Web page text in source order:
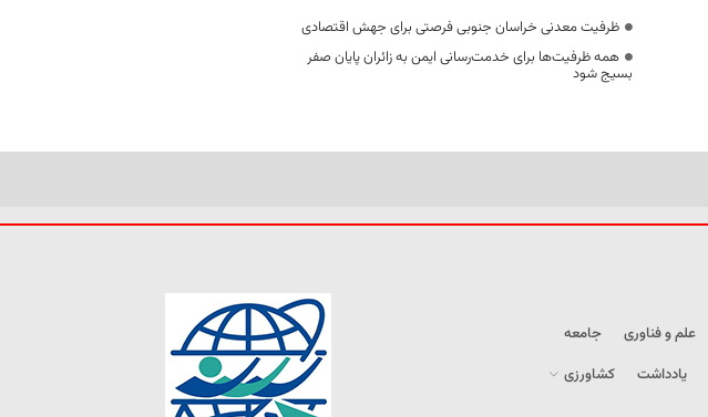
ظرفیت معدنی خراسان جنوبی فرصتی برای جهش اقتصادی
همه ظرفیت‌ها برای خدمت‌رسانی ایمن به زائران پایان صفر
بسیج شود
علم و فناوری
جامعه
یادداشت
کشاورزی